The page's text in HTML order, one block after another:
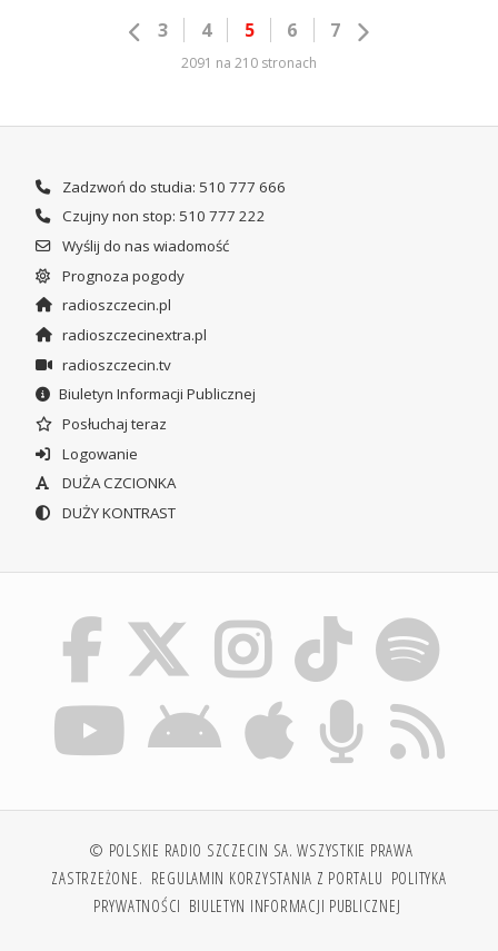
3 4 5 6 7
2091 na 210 stronach
Zadzwoń do studia: 510 777 666
Czujny non stop: 510 777 222
Wyślij do nas wiadomość
Prognoza pogody
radioszczecin.pl
radioszczecinextra.pl
radioszczecin.tv
Biuletyn Informacji Publicznej
Posłuchaj teraz
Logowanie
DUŻA CZCIONKA
DUŻY KONTRAST
© POLSKIE RADIO SZCZECIN SA. WSZYSTKIE PRAWA
ZASTRZEŻONE. REGULAMIN KORZYSTANIA Z PORTALU POLITYKA
PRYWATNOŚCI BIULETYN INFORMACJI PUBLICZNEJ